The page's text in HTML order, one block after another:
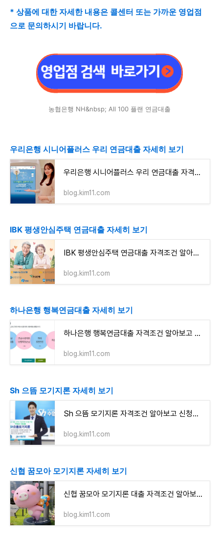
* 상품에 대한 자세한 내용은 콜센터 또는 가까운 영업점
으로 문의하시기 바랍니다.
농협은행 NH&nbsp; All 100 플랜 연금대출
우리은행 시니어플러스 우리 연금대출 자세히 보기
우리은행 시니어플러스 우리 연금대출 자격조건 알아보고 신청하기(최대 2천만원까지)
blog.kim11.com
IBK 평생안심주택 연금대출 자세히 보기
IBK 평생안심주택 연금대출 자격조건 알아보고 신청하기
blog.kim11.com
하나은행 행복연금대출 자세히 보기
하나은행 행복연금대출 자격조건 알아보고 신청하기(최대 5천만원까지)
blog.kim11.com
Sh 으뜸 모기지론 자세히 보기
Sh 으뜸 모기지론 자격조건 알아보고 신청하기
blog.kim11.com
신협 꿈모아 모기지론 자세히 보기
신협 꿈모아 모기지론 대출 자격조건 알아보고 신청하기(1가구당 대출한도는 동일인 대출한도
blog.kim11.com